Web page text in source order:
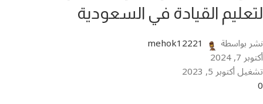
لتعليم القيادة في السعودية
نشر بواسطة mehok12221
أكتوبر 7, 2024
تشغيل أكتوبر 5, 2023
0